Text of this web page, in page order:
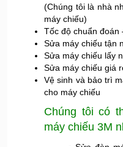
(Chúng tôi là nhà
máy chiếu)
Tốc độ chuẩn đoán
Sửa máy chiếu tận
Sửa máy chiếu lấy
Sửa máy chiếu giá
Vệ sinh và bảo trì
cho máy chiếu
Chúng tôi có
máy chiếu 3M